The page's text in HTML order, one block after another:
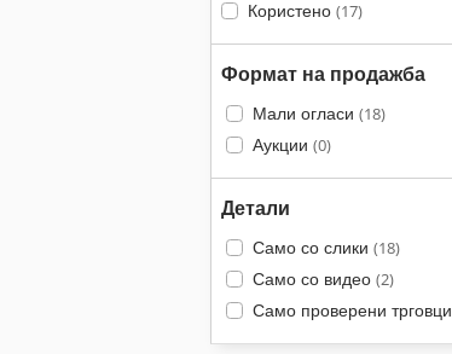
Користено (17)
Формат на продажба
Мали огласи (18)
Аукции (0)
Детали
Само со слики (18)
Само со видео (2)
Само проверени трговци